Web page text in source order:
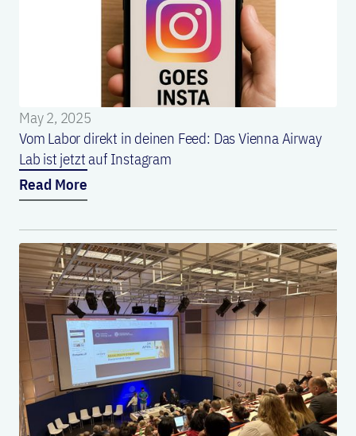
May 2, 2025
Vom Labor direkt in deinen Feed: Das Vienna Airway
Lab ist jetzt auf Instagram
Read More